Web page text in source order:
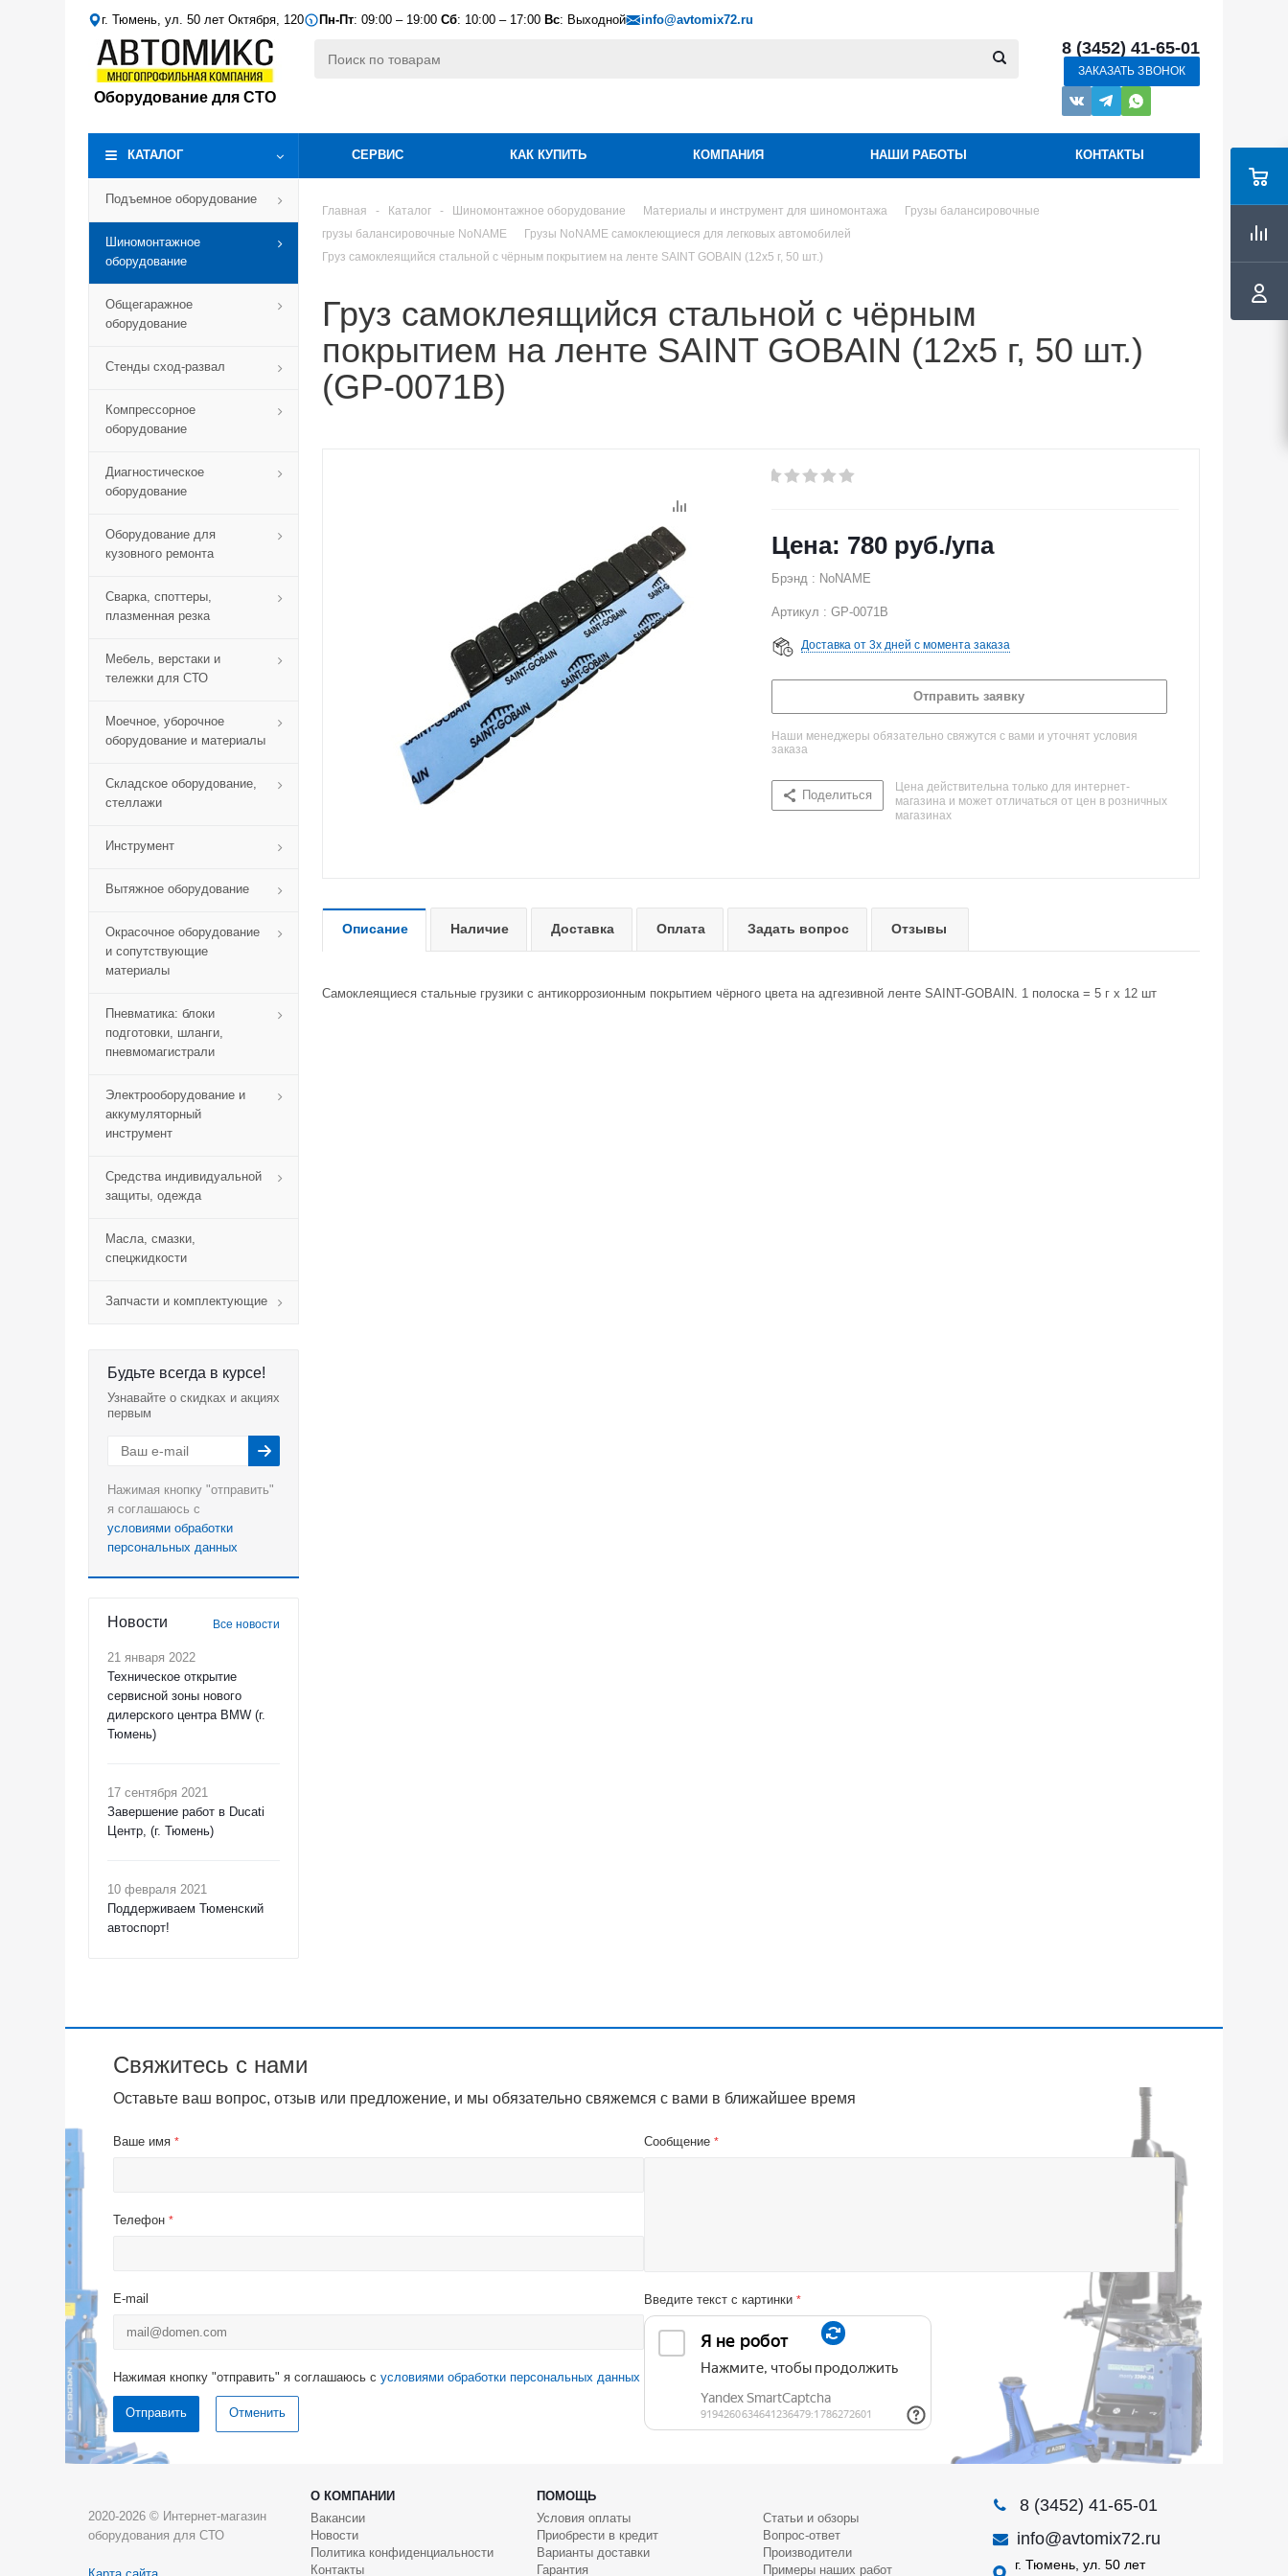
г. Тюмень, ул. 50 лет Октября, 120 Пн-Пт: 09:00 – 19:00 Сб: 10:00 – 17:00 Вс: Выходной info@avtomix72.ru
Оборудование для СТО
8 (3452) 41-65-01
ЗАКАЗАТЬ ЗВОНОК
КАТАЛОГ СЕРВИС КАК КУПИТЬ КОМПАНИЯ НАШИ РАБОТЫ КОНТАКТЫ
Подъемное оборудование
Шиномонтажное
оборудование
Общегаражное
оборудование
Стенды сход-развал
Компрессорное
оборудование
Диагностическое
оборудование
Оборудование для
кузовного ремонта
Сварка, споттеры,
плазменная резка
Мебель, верстаки и
тележки для СТО
Моечное, уборочное
оборудование и материалы
Складское оборудование,
стеллажи
Инструмент
Вытяжное оборудование
Окрасочное оборудование
и сопутствующие
материалы
Пневматика: блоки
подготовки, шланги,
пневмомагистрали
Электрооборудование и
аккумуляторный
инструмент
Средства индивидуальной
защиты, одежда
Масла, смазки,
спецжидкости
Запчасти и комплектующие
Будьте всегда в курсе!
Узнавайте о скидках и акциях
первым
Нажимая кнопку "отправить"
я соглашаюсь с
условиями обработки
персональных данных
Новости Все новости
21 января 2022
Техническое открытие
сервисной зоны нового
дилерского центра BMW (г.
Тюмень)
17 сентября 2021
Завершение работ в Ducati
Центр, (г. Тюмень)
10 февраля 2021
Поддерживаем Тюменский
автоспорт!
Главная - Каталог - Шиномонтажное оборудование Материалы и инструмент для шиномонтажа
Грузы балансировочные
грузы балансировочные NoNAME
Грузы NoNAME самоклеющиеся для легковых автомобилей
Груз самоклеящийся стальной с чёрным покрытием на ленте SAINT GOBAIN (12х5 г, 50 шт.)
Груз самоклеящийся стальной с чёрным
покрытием на ленте SAINT GOBAIN (12х5 г, 50 шт.)
(GP-0071B)
780 руб./упа
Брэнд : NoNAME
Артикул : GP-0071B
Доставка от 3х дней с момента заказа
Отправить заявку
Наши менеджеры обязательно свяжутся с вами и уточнят условия
заказа
Поделиться
Цена действительна только для интернет-
магазина и может отличаться от цен в розничных
магазинах
Описание Наличие Доставка Оплата Задать вопрос Отзывы
Самоклеящиеся стальные грузики с антикоррозионным покрытием чёрного цвета на адгезивной ленте SAINT-GOBAIN. 1 полоска = 5 г х 12 шт
Свяжитесь с нами
Оставьте ваш вопрос, отзыв или предложение, и мы обязательно свяжемся с вами в ближайшее время
Ваше имя *
Телефон *
E-mail
Сообщение *
Введите текст с картинки *
Нажимая кнопку "отправить" я соглашаюсь с условиями обработки персональных данных
Отменить
2020-2026 © Интернет-магазин
оборудования для СТО
О КОМПАНИИ
ПОМОЩЬ
Вакансии
Новости
Политика конфиденциальности
Контакты
Условия оплаты
Приобрести в кредит
Варианты доставки
Гарантия
Статьи и обзоры
Вопрос-ответ
Производители
Примеры наших работ
8 (3452) 41-65-01
info@avtomix72.ru
г. Тюмень, ул. 50 лет